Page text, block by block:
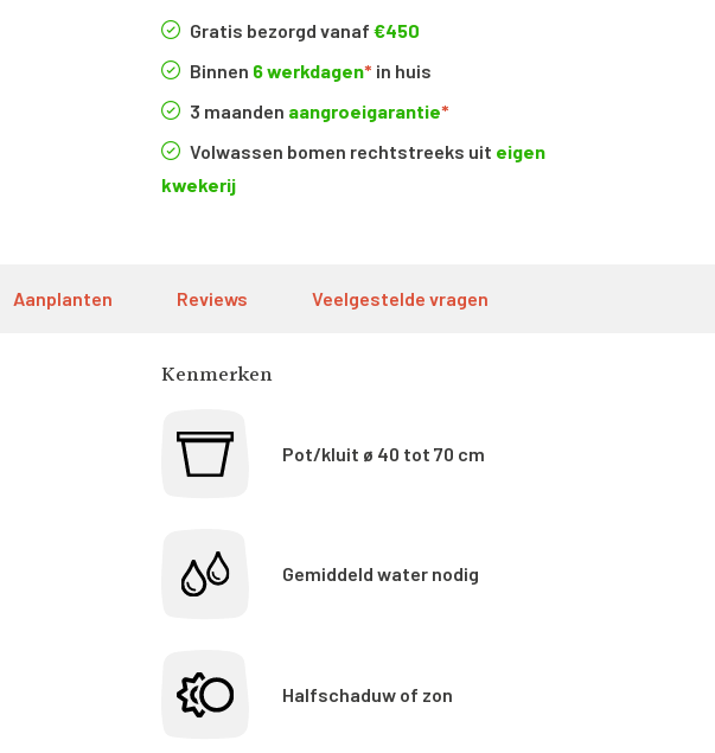
Gratis bezorgd vanaf €450
Binnen 6 werkdagen* in huis
3 maanden aangroeigarantie*
Volwassen bomen rechtstreeks uit eigen
kwekerij
Aanplanten Reviews Veelgestelde vragen
Kenmerken
Pot/kluit ø 40 tot 70 cm
Gemiddeld water nodig
Halfschaduw of zon